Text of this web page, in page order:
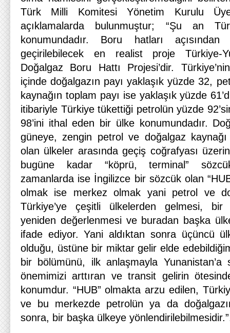
Türk Milli Komitesi Yönetim Kurulu
açıklamalarda bulunmuştur; “Şu an
konumundadır. Boru hatları
geçirilebilecek en realist proje Türkiye-
Doğalgaz Boru Hattı Projesi’dir.
içinde doğalgazın payı yaklaşık yüzde 32,
kaynağın toplam payı ise yaklaşık yüzde
itibariyle Türkiye tükettiği petrolün yüzde
98’ini ithal eden bir ülke konumundadır.
güneye, zengin petrol ve doğalgaz
olan ülkeler arasında geçiş coğrafyası
bugüne kadar “köprü, terminal”
zamanlarda ise İngilizce bir sözcük olan
olmak ise merkez olmak yani petrol ve
Türkiye’ye çeşitli ülkelerden gelmesi, bir
yeniden değerlenmesi ve buradan başka
ifade ediyor. Yani aldıktan sonra üçüncü
olduğu, üstüne bir miktar gelir elde
bir bölümünü, ilk anlaşmayla Yunanistan’a
önemimizi arttıran ve transit gelirin
konumdur. “HUB” olmakta arzu edilen,
ve bu merkezde petrolün ya da
sonra, bir başka ülkeye